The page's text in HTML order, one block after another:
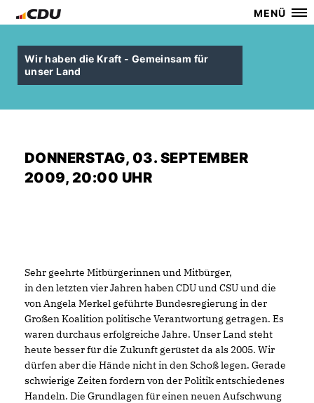
MENÜ
Wir haben die Kraft - Gemeinsam für
unser Land
DONNERSTAG, 03. SEPTEMBER
2009, 20:00 UHR
Sehr geehrte Mitbürgerinnen und Mitbürger,
in den letzten vier Jahren haben CDU und CSU und die
von Angela Merkel geführte Bundesregierung in der
Großen Koalition politische Verantwortung getragen. Es
waren durchaus erfolgreiche Jahre. Unser Land steht
heute besser für die Zukunft gerüstet da als 2005. Wir
dürfen aber die Hände nicht in den Schoß legen. Gerade
schwierige Zeiten fordern von der Politik entschiedenes
Handeln. Die Grundlagen für einen neuen Aufschwung